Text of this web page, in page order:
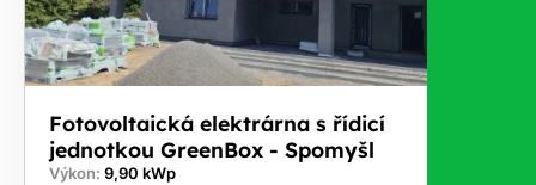
Fotovoltaická elektrárna s řídicí
jednotkou GreenBox - Spomyšl
Výkon: 9,90 kWp